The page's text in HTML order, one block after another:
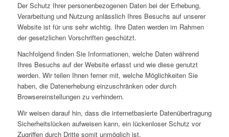
Der Schutz Ihrer personenbezogenen Daten bei der Erhebung,
Verarbeitung und Nutzung anlässlich Ihres Besuchs auf unserer
Website ist für uns sehr wichtig. Ihre Daten werden im Rahmen
der gesetzlichen Vorschriften geschützt.
Nachfolgend finden Sie Informationen, welche Daten während
Ihres Besuchs auf der Website erfasst und wie diese genutzt
werden. Wir teilen Ihnen ferner mit, welche Möglichkeiten Sie
haben, die Datenerhebung einzuschränken oder durch
Browsereinstellungen zu verhindern.
Wir weisen darauf hin, dass die internetbasierte Datenübertragung
Sicherheitslücken aufweisen kann, ein lückenloser Schutz vor
Zugriffen durch Dritte somit unmöglich ist.